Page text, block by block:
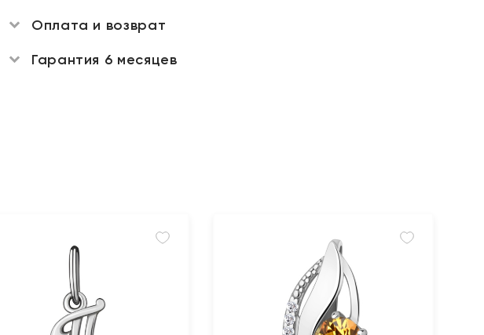
Оплата и возврат
Гарантия 6 месяцев